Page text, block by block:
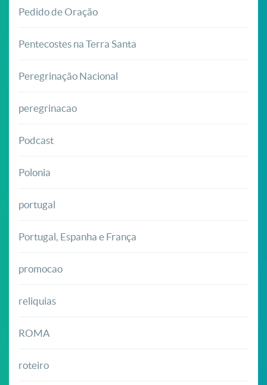
Pedido de Oração
Pentecostes na Terra Santa
Peregrinação Nacional
peregrinacao
Podcast
Polonia
portugal
Portugal, Espanha e França
promocao
reliquias
ROMA
roteiro